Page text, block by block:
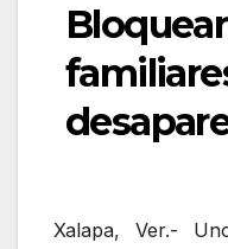
Xalapa, Ver.-